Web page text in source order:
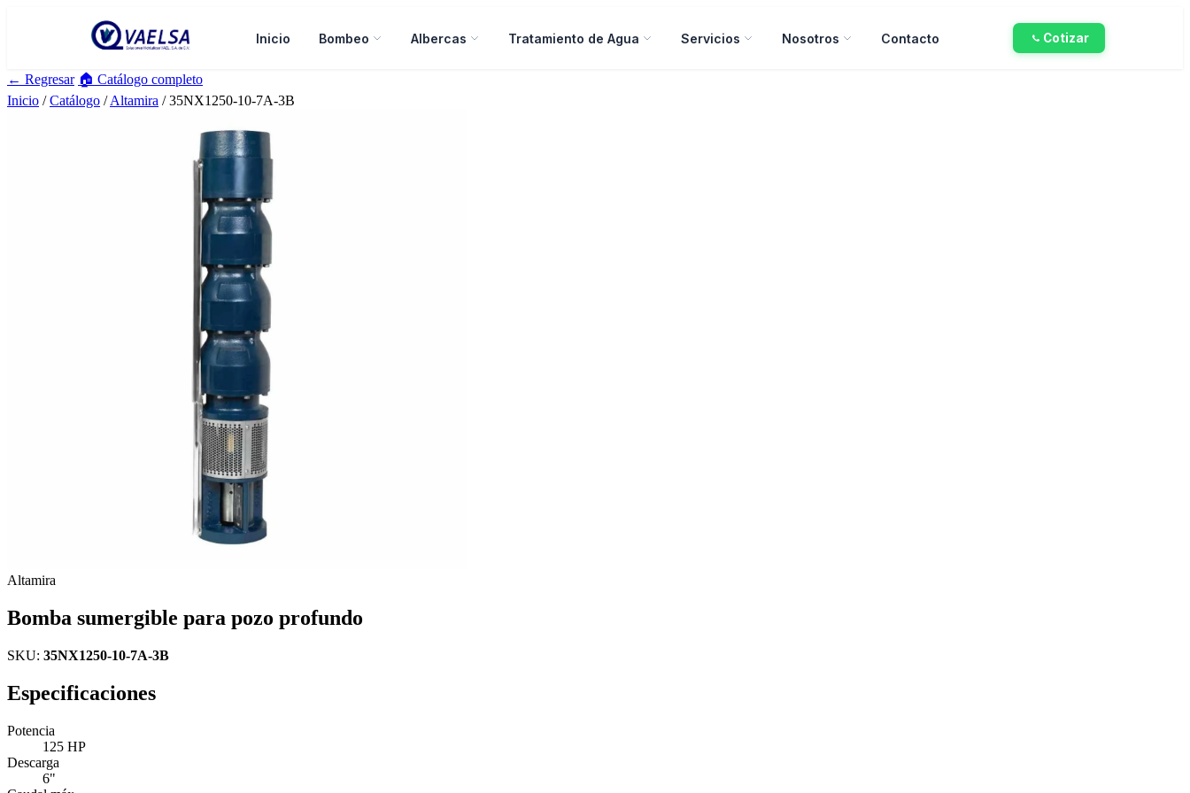
Inicio Bombeo Albercas Tratamiento de Agua Servicios Nosotros Contacto Cotizar
← Regresar 🏠 Catálogo completo
Inicio /Catálogo /Altamira / 35NX1250-10-7A-3B
Altamira
Bomba sumergible para pozo profundo
SKU: 35NX1250-10-7A-3B
Especificaciones
Potencia
125 HP
Descarga
6"